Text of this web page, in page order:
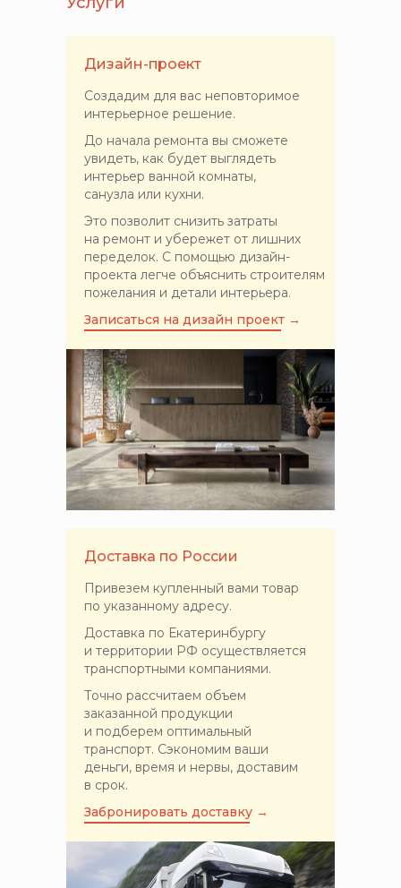
Дизайн-проект
Создадим для вас неповторимое
интерьерное решение.
До начала ремонта вы сможете
увидеть, как будет выглядеть
интерьер ванной комнаты,
санузла или кухни.
Это позволит снизить затраты
на ремонт и убережет от лишних
переделок. С помощью дизайн-
проекта легче объяснить строителям
пожелания и детали интерьера.
Доставка по России
Привезем купленный вами товар
по указанному адресу.
Доставка по Екатеринбургу
и территории РФ осуществляется
транспортными компаниями.
Точно рассчитаем объем
заказанной продукции
и подберем оптимальный
транспорт. Сэкономим ваши
деньги, время и нервы, доставим
в срок.
Записаться на дизайн проект →
Забронировать доставку →